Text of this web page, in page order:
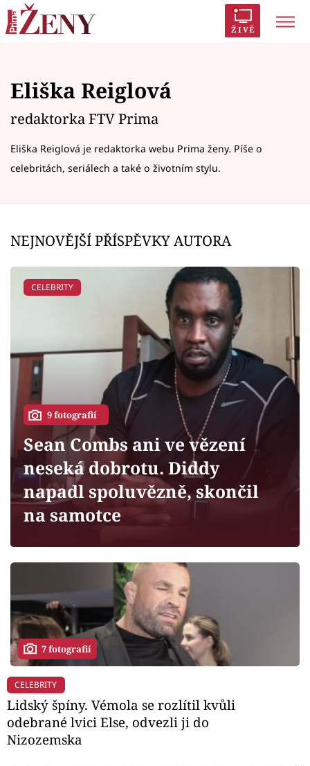
ŽIVĚ
Módní alarm
Zrádci Proměny
Témata
Celebrity
Vztahy
Seriály
Sledujte prima+
Filmový festival Karlovy Vary
Pořady
Mámy sobě
Přihlášení
Sledujte nás
Eliška Reiglová
redaktorka FTV Prima
Eliška Reiglová je redaktorka webu Prima ženy. Píše o
celebritách, seriálech a také o životním stylu.
NEJNOVĚJŠÍ PŘÍSPĚVKY AUTORA
CELEBRITY
9 fotografií
Sean Combs ani ve vězení
neseká dobrotu. Diddy
napadl spoluvězně, skončil
na samotce
7 fotografií
CELEBRITY
Lidský špíny. Vémola se rozlítil kvůli
odebrané lvici Else, odvezli ji do
Nizozemska